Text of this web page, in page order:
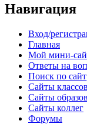
Навигация
Вход/
Главная
Мой мини-
Ответы на
Поиск по
Сайты
Сайты
Сайты коллег
Форумы